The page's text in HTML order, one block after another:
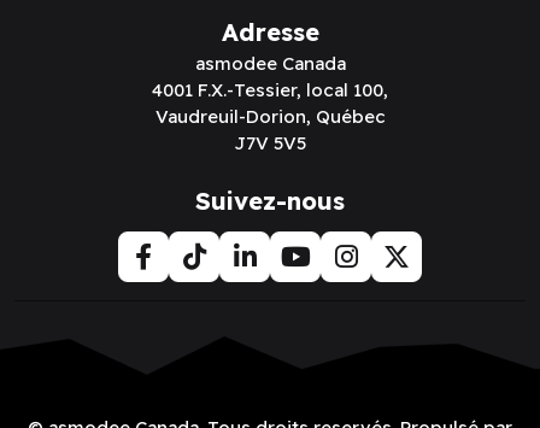
Adresse
asmodee Canada
4001 F.X.-Tessier, local 100,
Vaudreuil-Dorion, Québec
J7V 5V5
Suivez-nous